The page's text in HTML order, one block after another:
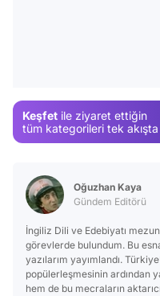
Keşfet ile ziyaret ettiğin
tüm kategorileri tek
Oğuzhan Kaya
Gündem Editörü
İngiliz Dili ve Edebiyatı
görevlerde bulundum. Bu
yazılarım yayımlandı.
popülerleşmesinin ardından
hem de bu mecraların